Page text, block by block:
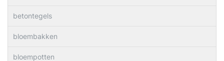
betontegels
bloembakken
bloempotten